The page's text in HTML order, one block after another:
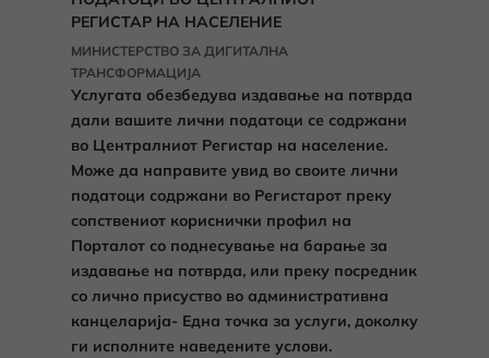
РЕГИСТАР НА НАСЕЛЕНИЕ
МИНИСТЕРСТВО ЗА ДИГИТАЛНА
ТРАНСФОРМАЦИЈА
Услугата обезбедува издавање на потврда
дали вашите лични податоци се содржани
во Централниот Регистар на население.
Може да направите увид во своите лични
податоци содржани во Регистарот преку
сопствениот кориснички профил на
Порталот со поднесување на барање за
издавање на потврда, или преку посредник
со лично присуство во административна
канцеларија- Една точка за услуги, доколку
ги исполните наведените услови.